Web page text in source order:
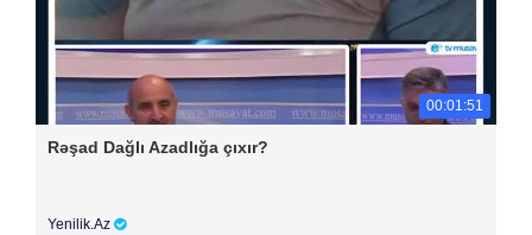
00:01:51
Rəşad Dağlı Azadlığa çıxır?
Yenilik.Az